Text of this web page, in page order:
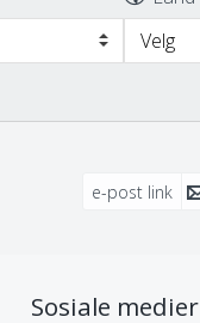
Velg
e-post link
Sosiale medier